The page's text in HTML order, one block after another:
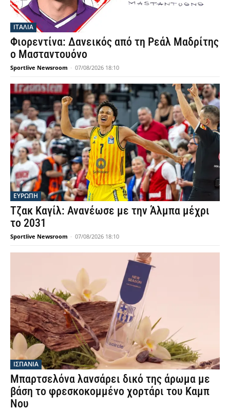
ΙΤΑΛΙΑ
Φιορεντίνα: Δανεικός από τη Ρεάλ Μαδρίτης
ο Μασταντουόνο
Sportlive Newsroom - 07/08/2026 18:10
ΕΥΡΩΠΗ
Τζακ Καγίλ: Ανανέωσε με την Άλμπα μέχρι
το 2031
Sportlive Newsroom - 07/08/2026 18:10
ΙΣΠΑΝΙΑ
Μπαρτσελόνα λανσάρει δικό της άρωμα με
βάση το φρεσκοκομμένο χορτάρι του Καμπ
Νου